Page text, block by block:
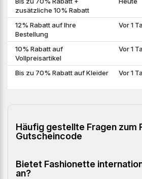
zusätzliche 10% Rabatt
12% Rabatt auf Ihre
Bestellung
Vor 1
10% Rabatt auf
Vollpreisartikel
Vor 1
Bis zu 70% Rabatt auf Kleider
Vor 1
Häufig gestellte Fragen zum
Gutscheincode
Bietet Fashionette
an?